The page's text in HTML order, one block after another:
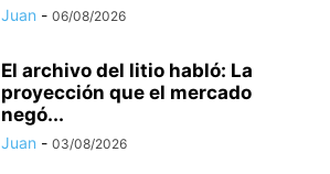
Juan - 06/08/2026
El archivo del litio habló: La
proyección que el mercado
negó...
Juan - 03/08/2026